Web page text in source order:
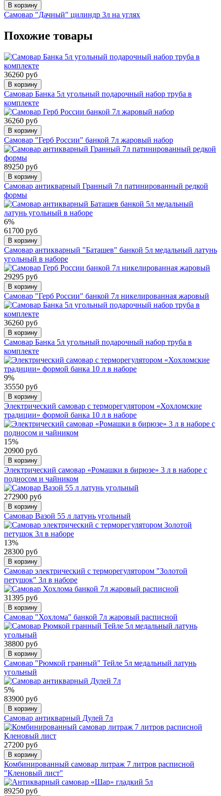
В корзину
Самовар "Дачный" цилиндр 3л на углях
Похожие товары
36260 руб
В корзину
Самовар Банка 5л угольный подарочный набор труба в
комплекте
36260 руб
В корзину
Самовар "Герб России" банкой 7л жаровый набор
89250 руб
В корзину
Самовар антикварный Гранный 7л патинированный редкой
формы
6%
61700 руб
В корзину
Самовар антикварный "Баташев" банкой 5л медальный латунь
угольный в наборе
29295 руб
В корзину
Самовар "Герб России" банкой 7л никелированная жаровый
36260 руб
В корзину
Самовар Банка 5л угольный подарочный набор труба в
комплекте
9%
35550 руб
В корзину
Электрический самовар с терморегулятором «Хохломские
традиции» формой банка 10 л в наборе
15%
20900 руб
В корзину
Электрический самовар «Ромашки в бирюзе» 3 л в наборе с
подносом и чайником
272900 руб
В корзину
Самовар Вазой 55 л латунь угольный
13%
28300 руб
В корзину
Самовар электрический с терморегулятором "Золотой
петушок" 3л в наборе
31395 руб
В корзину
Самовар "Хохлома" банкой 7л жаровый расписной
38800 руб
В корзину
Самовар "Рюмкой гранный" Тейле 5л медальный латунь
угольный
5%
83900 руб
В корзину
Самовар антикварный Дулей 7л
27200 руб
В корзину
Комбинированный самовар литраж 7 литров расписной
"Кленовый лист"
89250 руб